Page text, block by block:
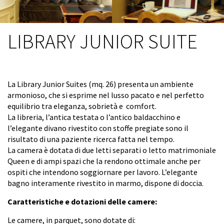
LIBRARY JUNIOR SUITE
La Library Junior Suites (mq. 26) presenta un ambiente
armonioso, che si esprime nel lusso pacato e nel perfetto
equilibrio tra eleganza, sobrietà e comfort.
La libreria, l’antica testata o l’antico baldacchino e
l’elegante divano rivestito con stoffe pregiate sono il
risultato di una paziente ricerca fatta nel tempo.
La camera è dotata di due letti separati o letto matrimoniale
Queen e di ampi spazi che la rendono ottimale anche per
ospiti che intendono soggiornare per lavoro. L’elegante
bagno interamente rivestito in marmo, dispone di doccia.
Caratteristiche e dotazioni delle camere:
Le camere, in parquet, sono dotate di:
I suddetti trattamenti potranno essere eseguiti
usando supporti cartacei o informatici e/o telematici
anche ad opera di terzi per i quali la conoscenza dei
Suoi dati personali risulti necessaria o comunque
modalità idonee a garantirne la sicurezza e la
riservatezza. Il Titolare del trattamento dei suoi dati
personali è Hotel Villa Duse - Via Alamanno Morelli, 1
- 00197 Roma, C.F. - P.IVA 0658980100
In relazione al trattamento dei Suoi dati, Lei potrà
esercitare i diritti previsti dall'art. 13 della suddetta
Legge 675/96 che, per comodità, Le riportiamo qui di
seguito:
Articolo 13 (Diritti dell'interessato) 1. In relazione al
trattamento di dati personali l'interessato ha diritto:
a) di conoscere, mediante accesso gratuito al